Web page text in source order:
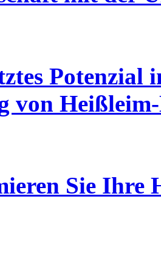
Potenzial
von
Sie Ihre